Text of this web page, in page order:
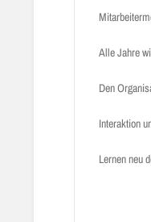
Alle Jahre
Den
Interaktion
Lernen neu